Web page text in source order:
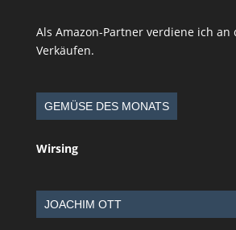
Als Amazon-Partner verdiene ich
Verkäufen.
GEMÜSE DES MONATS
Wirsing
JOACHIM OTT